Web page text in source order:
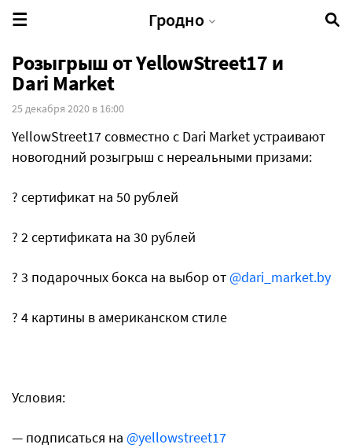
Гродно
Розыгрыш от YellowStreet17 и
Dari Market
25 декабря 2020 в 16:00
YellowStreet17 совместно с Dari Market устраивают
новогодний розыгрыш с нереальными призами:
? сертификат на 50 рублей
? 2 сертификата на 30 рублей
? 3 подарочных бокса на выбор от @dari_market.by
? 4 картины в американском стиле
Условия:
— подписаться на @yellowstreet17